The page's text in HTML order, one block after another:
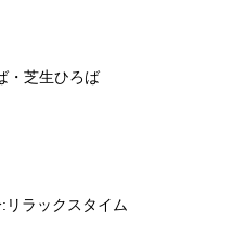
・芝生ひろば
ラックスタイム